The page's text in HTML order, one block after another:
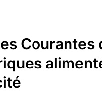
Courantes